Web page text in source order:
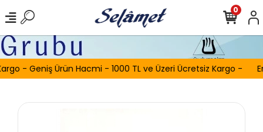
- Geniş Ürün Hacmi - 1000 TL ve Üzeri Ücretsiz Kargo -
0